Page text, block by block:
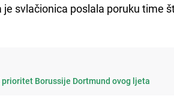
svlačionica poslala poruku time
Borussije Dortmund ovog ljeta